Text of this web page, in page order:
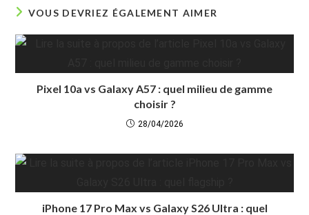
VOUS DEVRIEZ ÉGALEMENT AIMER
Pixel 10a vs Galaxy A57 : quel milieu de gamme
choisir ?
28/04/2026
iPhone 17 Pro Max vs Galaxy S26 Ultra : quel